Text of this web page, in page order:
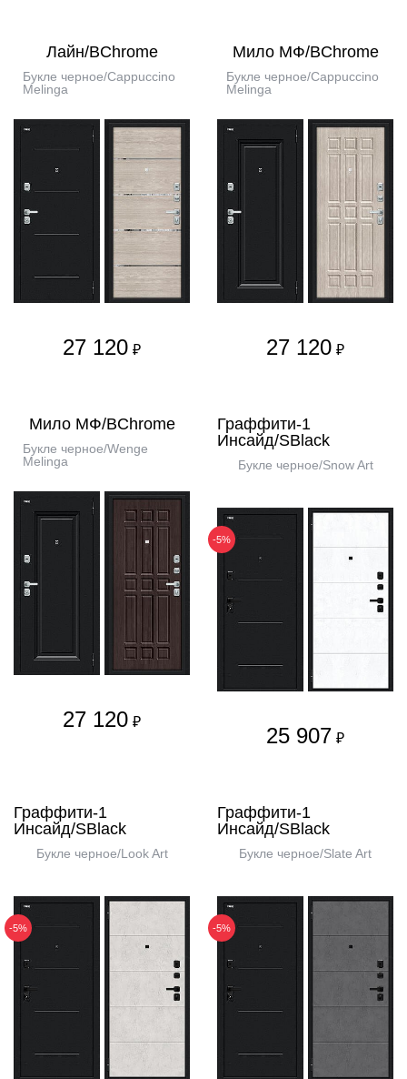
Лайн/BChrome
Букле черное/Cappuccino
Melinga
27 120 ₽
Мило МФ/BChrome
Букле черное/Cappuccino
Melinga
27 120 ₽
Мило МФ/BChrome
Букле черное/Wenge
Melinga
27 120 ₽
Граффити-1
Инсайд/SBlack
Букле черное/Snow Art
-5%
25 907 ₽
Граффити-1
Инсайд/SBlack
Букле черное/Look Art
-5%
Граффити-1
Инсайд/SBlack
Букле черное/Slate Art
-5%